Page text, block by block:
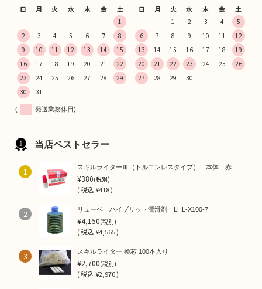
日 月 火 水 木 金 土
1
2
3 4 5 6 7
8
9
10 11 12 13 14
15
16
17 18 19 20 21
22
23
24 25 26 27 28
29
30
31
日 月 火 水 木 金 土
1 2 3 4
5
6
7 8 9 10 11
12
13
14 15 16 17 18
19
20
21 22 23 24 25
26
27
28 29 30
( 発送業務休日)
当店ベストセラー
1 スキルライターⅢ（トルエンレスタイプ） 本体 赤
¥380(税別)
(税込¥418 )
2 リューベ ハイブリット潤滑剤 LHL-X100-7
¥4,150(税別)
(税込¥4,565 )
3 スキルライター 換芯 100本入り
¥2,700(税別)
(税込¥2,970 )